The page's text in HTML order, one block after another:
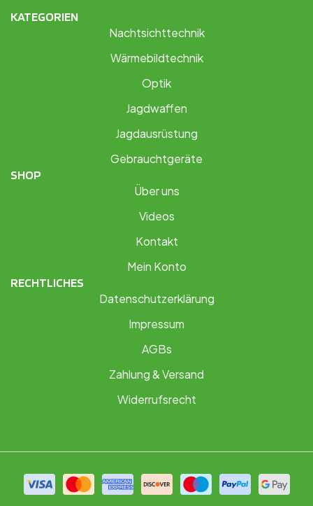
KATEGORIEN
Nachtsichttechnik
Wärmebildtechnik
Optik
Jagdwaffen
Jagdausrüstung
Gebrauchtgeräte
SHOP
Über uns
Videos
Kontakt
Mein Konto
RECHTLICHES
Datenschutzerklärung
Impressum
AGBs
Zahlung & Versand
Widerrufsrecht